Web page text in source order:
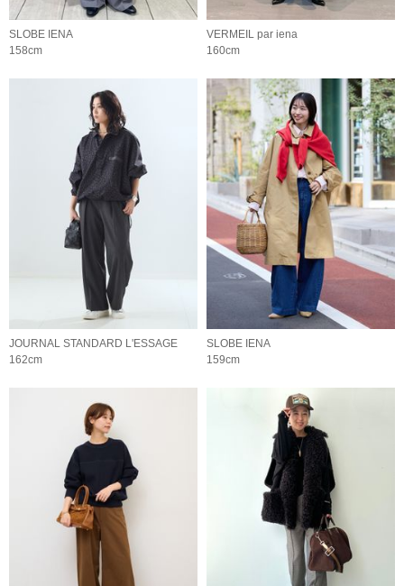
SLOBE IENA
158cm
VERMEIL par iena
160cm
JOURNAL STANDARD L'ESSAGE
162cm
SLOBE IENA
159cm